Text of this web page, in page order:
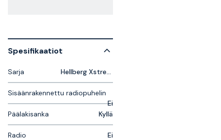
Spesifikaatiot
Sarja Hellberg Xstream
Sisäänrakennettu radiopuhelin
Ei
Päälakisanka
Kyllä
Radio Ei